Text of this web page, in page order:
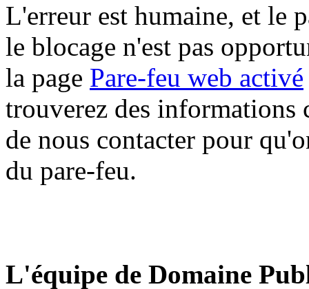
L'erreur est humaine, et le
le blocage n'est pas
la page Pare-feu web activé
trouverez des informations
de nous contacter pour
du pare-feu.
L'équipe de Domaine